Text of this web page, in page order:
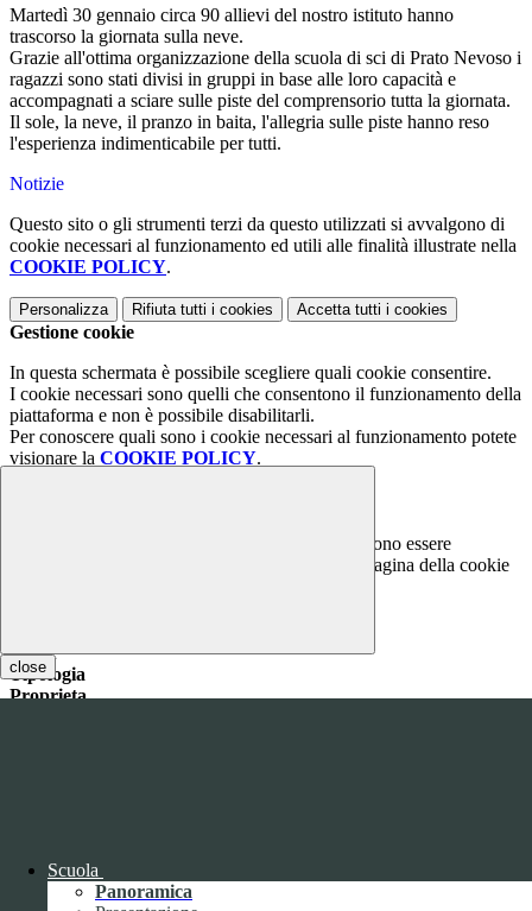
close
Scuola
Panoramica
Martedì 30 gennaio circa 90 allievi del nostro istituto hanno
trascorso la giornata sulla neve.
Grazie all'ottima organizzazione della scuola di sci di Prato Nevoso i
ragazzi sono stati divisi in gruppi in base alle loro capacità e
accompagnati a sciare sulle piste del comprensorio tutta la giornata.
Il sole, la neve, il pranzo in baita, l'allegria sulle piste hanno reso
l'esperienza indimenticabile per tutti.
Notizie
Questo sito o gli strumenti terzi da questo utilizzati si avvalgono di
cookie necessari al funzionamento ed utili alle finalità illustrate nella
COOKIE POLICY.
Personalizza Rifiuta tutti i cookies Accetta tutti i cookies
Gestione cookie
In questa schermata è possibile scegliere quali cookie consentire.
I cookie necessari sono quelli che consentono il funzionamento della
piattaforma e non è possibile disabilitarli.
Per conoscere quali sono i cookie necessari al funzionamento potete
visionare la COOKIE POLICY.
I cookie necessari per il funzionamento non possono essere
disabilitati. È possibile consultare l'elenco nella pagina della cookie
Nome
Tipologia
Proprieta
Durata:Sessione
Nome:VISITOR_INFO1_LIVE